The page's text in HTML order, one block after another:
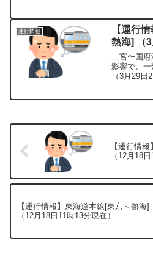
運行情報
【運行
熱海] （
二宮〜国
影響で、一
（3月29日
【運行情
（12月18
【運行情報】東海道本線[東京～熱海]
（12月18日11時13分現在）